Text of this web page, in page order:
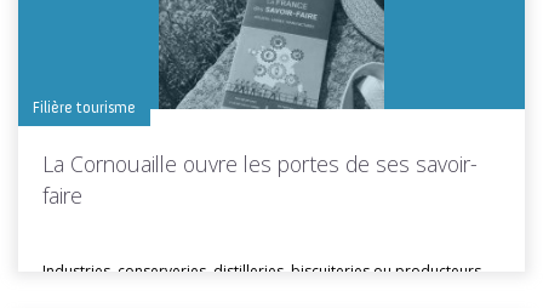
Filière tourisme
La Cornouaille ouvre les portes de ses savoir-
faire
Industries, conserveries, distilleries, biscuiteries ou producteurs